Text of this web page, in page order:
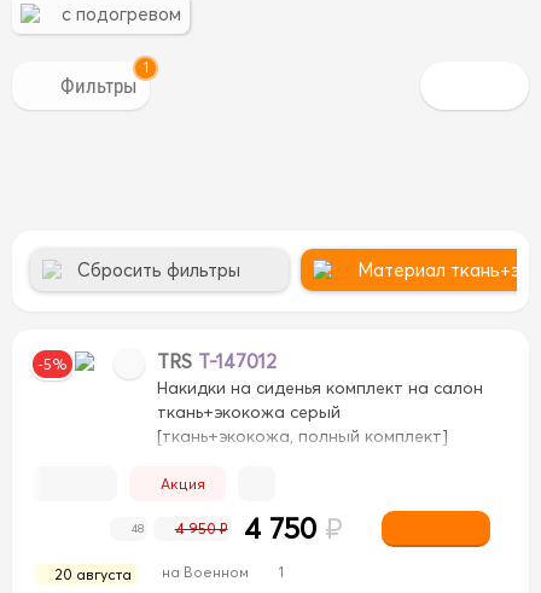
БамбукБамбук
с подогревом
1
Сбросить фильтры Материал
-5% TRS T-147012
Накидки на сиденья комплект на салон
ткань+экокожа серый
[ткань+экокожа, полный комплект]
Акция
20 августа на Военном 1
48 4 950 ₽ 4 750 ₽